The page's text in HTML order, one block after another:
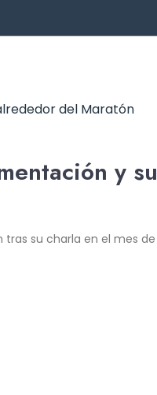
y
su charla en el mes